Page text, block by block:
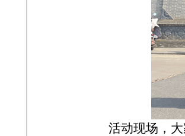
活动现场，